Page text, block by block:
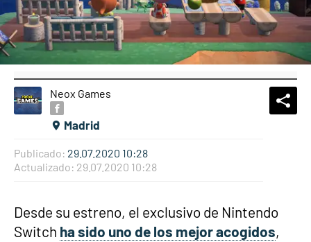
Neox Games
Madrid
Publicado: 29.07.2020 10:28
Actualizado: 29.07.2020 10:28
Desde su estreno, el exclusivo de Nintendo
Switch ha sido uno de los mejor acogidos,